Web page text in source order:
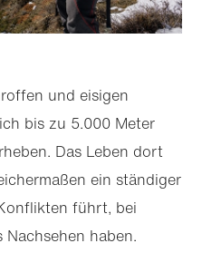
und eisigen
bis zu 5.000 Meter
Das Leben dort
ein ständiger
führt, bei
haben.